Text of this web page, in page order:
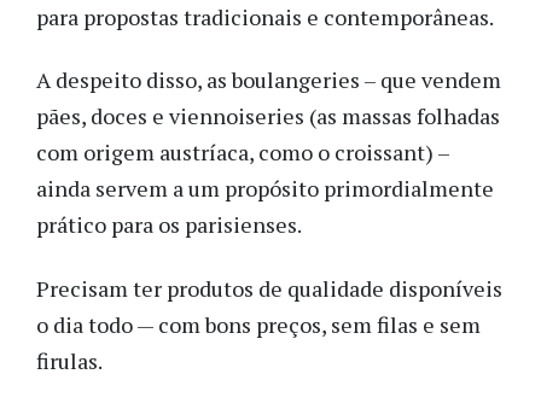
para propostas tradicionais e contemporâneas.
A despeito disso, as boulangeries – que vendem
pães, doces e viennoiseries (as massas folhadas
com origem austríaca, como o croissant) –
ainda servem a um propósito primordialmente
prático para os parisienses.
Precisam ter produtos de qualidade disponíveis
o dia todo — com bons preços, sem filas e sem
firulas.